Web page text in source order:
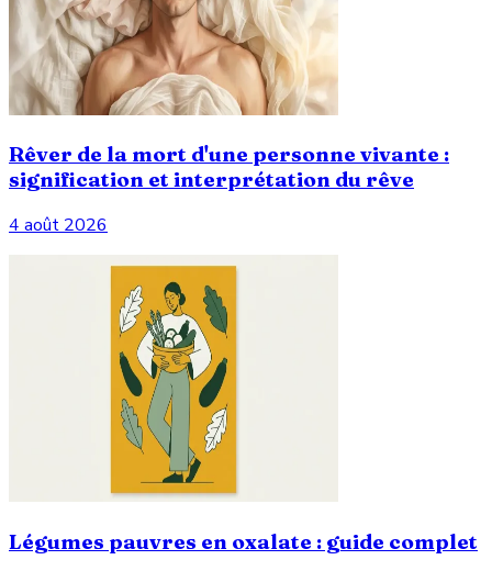
Rêver de la mort d'une personne vivante :
signification et interprétation du rêve
4 août 2026
Légumes pauvres en oxalate : guide complet